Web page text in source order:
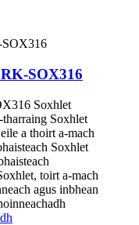
SOX316
Soxhlet
tharraing Soxhlet
a thoirt a-mach
Soxhlet
toirt a-mach
agus inbhean